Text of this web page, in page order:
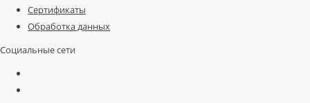
Сертификаты
Обработка данных
Социальные сети